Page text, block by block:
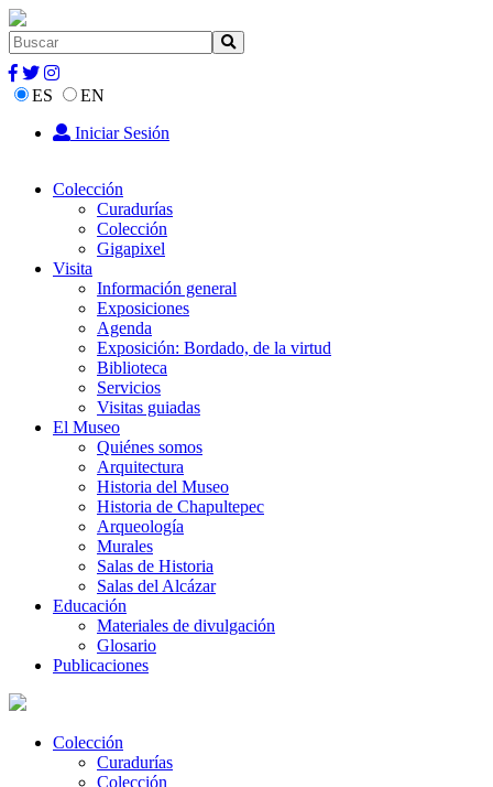
ES
EN
Iniciar Sesión
Colección
Curadurías
Colección
Gigapixel
Visita
Información general
Exposiciones
Agenda
Exposición: Bordado, de la virtud
Biblioteca
Servicios
Visitas guiadas
El Museo
Quiénes somos
Arquitectura
Historia del Museo
Historia de Chapultepec
Arqueología
Murales
Salas de Historia
Salas del Alcázar
Educación
Materiales de divulgación
Glosario
Publicaciones
Colección
Curadurías
Colección